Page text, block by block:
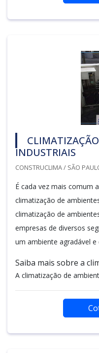
INDUSTRIAIS
CONSTRUCLIMA / SÃO
É cada vez mais comum
climatização de
climatização de
empresas de diversos
um ambiente agradável
Saiba mais sobre a
A climatização de